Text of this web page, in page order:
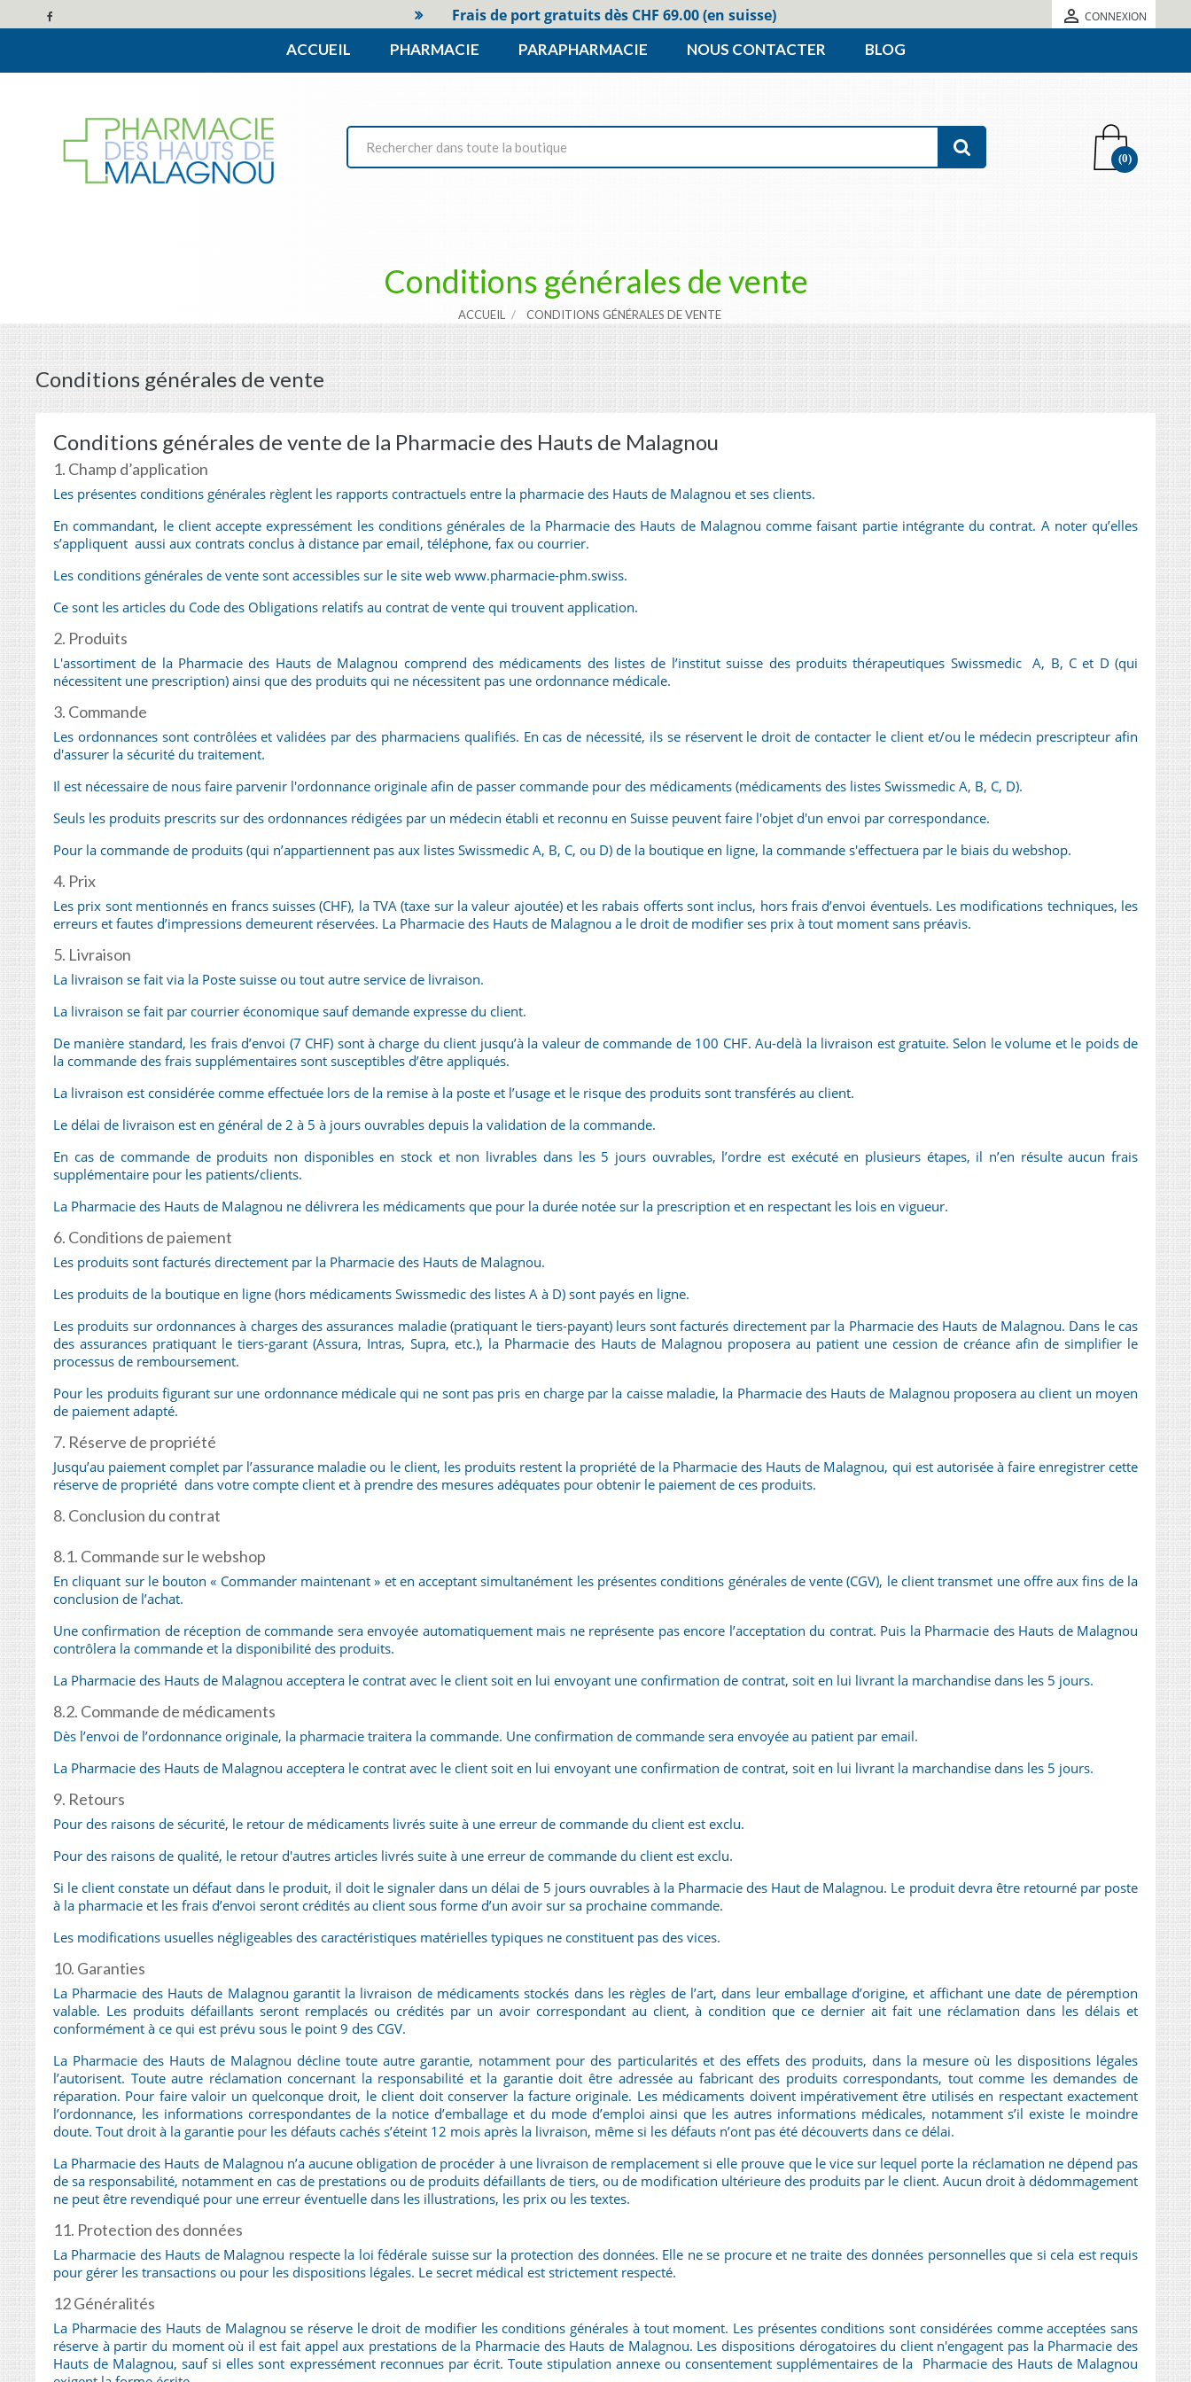
 CONNEXION
Frais de port gratuits dès CHF 69.00 (en suisse)
ACCUEIL PHARMACIE PARAPHARMACIE NOUS CONTACTER BLOG
(0)
Conditions générales de vente
ACCUEIL CONDITIONS GÉNÉRALES DE VENTE
Conditions générales de vente
Conditions générales de vente de la Pharmacie des Hauts de Malagnou
1. Champ d’application
Les présentes conditions générales règlent les rapports contractuels entre la pharmacie des Hauts de Malagnou et ses clients.
En commandant, le client accepte expressément les conditions générales de la Pharmacie des Hauts de Malagnou comme faisant partie intégrante du contrat. A noter qu’elles
s’appliquent aussi aux contrats conclus à distance par email, téléphone, fax ou courrier.
Les conditions générales de vente sont accessibles sur le site web www.pharmacie-phm.swiss.
Ce sont les articles du Code des Obligations relatifs au contrat de vente qui trouvent application.
2. Produits
L'assortiment de la Pharmacie des Hauts de Malagnou comprend des médicaments des listes de l’institut suisse des produits thérapeutiques Swissmedic A, B, C et D (qui
nécessitent une prescription) ainsi que des produits qui ne nécessitent pas une ordonnance médicale.
3. Commande
Les ordonnances sont contrôlées et validées par des pharmaciens qualifiés. En cas de nécessité, ils se réservent le droit de contacter le client et/ou le médecin prescripteur afin
d'assurer la sécurité du traitement.
Il est nécessaire de nous faire parvenir l'ordonnance originale afin de passer commande pour des médicaments (médicaments des listes Swissmedic A, B, C, D).
Seuls les produits prescrits sur des ordonnances rédigées par un médecin établi et reconnu en Suisse peuvent faire l'objet d'un envoi par correspondance.
Pour la commande de produits (qui n’appartiennent pas aux listes Swissmedic A, B, C, ou D) de la boutique en ligne, la commande s'effectuera par le biais du webshop.
4. Prix
Les prix sont mentionnés en francs suisses (CHF), la TVA (taxe sur la valeur ajoutée) et les rabais offerts sont inclus, hors frais d’envoi éventuels. Les modifications techniques, les
erreurs et fautes d’impressions demeurent réservées. La Pharmacie des Hauts de Malagnou a le droit de modifier ses prix à tout moment sans préavis.
5. Livraison
La livraison se fait via la Poste suisse ou tout autre service de livraison.
La livraison se fait par courrier économique sauf demande expresse du client.
De manière standard, les frais d’envoi (7 CHF) sont à charge du client jusqu’à la valeur de commande de 100 CHF. Au-delà la livraison est gratuite. Selon le volume et le poids de
la commande des frais supplémentaires sont susceptibles d’être appliqués.
La livraison est considérée comme effectuée lors de la remise à la poste et l’usage et le risque des produits sont transférés au client.
Le délai de livraison est en général de 2 à 5 à jours ouvrables depuis la validation de la commande.
En cas de commande de produits non disponibles en stock et non livrables dans les 5 jours ouvrables, l’ordre est exécuté en plusieurs étapes, il n’en résulte aucun frais
supplémentaire pour les patients/clients.
La Pharmacie des Hauts de Malagnou ne délivrera les médicaments que pour la durée notée sur la prescription et en respectant les lois en vigueur.
6. Conditions de paiement
Les produits sont facturés directement par la Pharmacie des Hauts de Malagnou.
Les produits de la boutique en ligne (hors médicaments Swissmedic des listes A à D) sont payés en ligne.
Les produits sur ordonnances à charges des assurances maladie (pratiquant le tiers-payant) leurs sont facturés directement par la Pharmacie des Hauts de Malagnou. Dans le cas
des assurances pratiquant le tiers-garant (Assura, Intras, Supra, etc.), la Pharmacie des Hauts de Malagnou proposera au patient une cession de créance afin de simplifier le
processus de remboursement.
Pour les produits figurant sur une ordonnance médicale qui ne sont pas pris en charge par la caisse maladie, la Pharmacie des Hauts de Malagnou proposera au client un moyen
de paiement adapté.
7. Réserve de propriété
Jusqu’au paiement complet par l’assurance maladie ou le client, les produits restent la propriété de la Pharmacie des Hauts de Malagnou, qui est autorisée à faire enregistrer cette
réserve de propriété dans votre compte client et à prendre des mesures adéquates pour obtenir le paiement de ces produits.
8. Conclusion du contrat
8.1. Commande sur le webshop
En cliquant sur le bouton « Commander maintenant » et en acceptant simultanément les présentes conditions générales de vente (CGV), le client transmet une offre aux fins de la
conclusion de l’achat.
Une confirmation de réception de commande sera envoyée automatiquement mais ne représente pas encore l’acceptation du contrat. Puis la Pharmacie des Hauts de Malagnou
contrôlera la commande et la disponibilité des produits.
La Pharmacie des Hauts de Malagnou acceptera le contrat avec le client soit en lui envoyant une confirmation de contrat, soit en lui livrant la marchandise dans les 5 jours.
8.2. Commande de médicaments
Dès l’envoi de l’ordonnance originale, la pharmacie traitera la commande. Une confirmation de commande sera envoyée au patient par email.
La Pharmacie des Hauts de Malagnou acceptera le contrat avec le client soit en lui envoyant une confirmation de contrat, soit en lui livrant la marchandise dans les 5 jours.
9. Retours
Pour des raisons de sécurité, le retour de médicaments livrés suite à une erreur de commande du client est exclu.
Pour des raisons de qualité, le retour d'autres articles livrés suite à une erreur de commande du client est exclu.
Si le client constate un défaut dans le produit, il doit le signaler dans un délai de 5 jours ouvrables à la Pharmacie des Haut de Malagnou. Le produit devra être retourné par poste
à la pharmacie et les frais d’envoi seront crédités au client sous forme d’un avoir sur sa prochaine commande.
Les modifications usuelles négligeables des caractéristiques matérielles typiques ne constituent pas des vices.
10. Garanties
La Pharmacie des Hauts de Malagnou garantit la livraison de médicaments stockés dans les règles de l’art, dans leur emballage d’origine, et affichant une date de péremption
valable. Les produits défaillants seront remplacés ou crédités par un avoir correspondant au client, à condition que ce dernier ait fait une réclamation dans les délais et
conformément à ce qui est prévu sous le point 9 des CGV.
La Pharmacie des Hauts de Malagnou décline toute autre garantie, notamment pour des particularités et des effets des produits, dans la mesure où les dispositions légales
l’autorisent. Toute autre réclamation concernant la responsabilité et la garantie doit être adressée au fabricant des produits correspondants, tout comme les demandes de
réparation. Pour faire valoir un quelconque droit, le client doit conserver la facture originale. Les médicaments doivent impérativement être utilisés en respectant exactement
l’ordonnance, les informations correspondantes de la notice d’emballage et du mode d’emploi ainsi que les autres informations médicales, notamment s’il existe le moindre
doute. Tout droit à la garantie pour les défauts cachés s’éteint 12 mois après la livraison, même si les défauts n’ont pas été découverts dans ce délai.
La Pharmacie des Hauts de Malagnou n’a aucune obligation de procéder à une livraison de remplacement si elle prouve que le vice sur lequel porte la réclamation ne dépend pas
de sa responsabilité, notamment en cas de prestations ou de produits défaillants de tiers, ou de modification ultérieure des produits par le client. Aucun droit à dédommagement
ne peut être revendiqué pour une erreur éventuelle dans les illustrations, les prix ou les textes.
11. Protection des données
La Pharmacie des Hauts de Malagnou respecte la loi fédérale suisse sur la protection des données. Elle ne se procure et ne traite des données personnelles que si cela est requis
pour gérer les transactions ou pour les dispositions légales. Le secret médical est strictement respecté.
12 Généralités
La Pharmacie des Hauts de Malagnou se réserve le droit de modifier les conditions générales à tout moment. Les présentes conditions sont considérées comme acceptées sans
réserve à partir du moment où il est fait appel aux prestations de la Pharmacie des Hauts de Malagnou. Les dispositions dérogatoires du client n'engagent pas la Pharmacie des
Hauts de Malagnou, sauf si elles sont expressément reconnues par écrit. Toute stipulation annexe ou consentement supplémentaires de la Pharmacie des Hauts de Malagnou